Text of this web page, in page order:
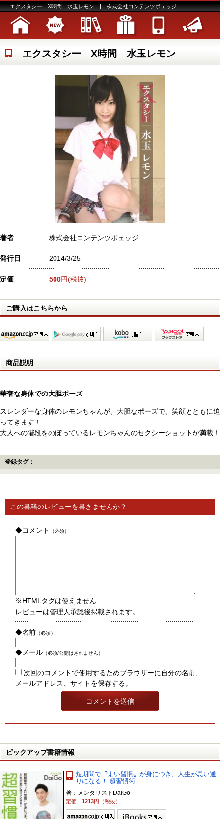
エクスタシー X時間 水玉レモン | 株式会社コンテンツボェッジ
エクスタシー X時間 水玉レモン
著者 株式会社コンテンツボェッジ
発行日 2014/3/25
定価 500円(税抜)
ご購入はこちらから
商品説明
華奢な身体での大胆ポーズ
スレンダーな身体のレモンちゃんが、大胆なポーズで、笑顔とともに迫
ってきます！
大人への階段をのぼっているレモンちゃんのセクシーショットが満載！
登録タグ：
この書籍のレビューを書きませんか？
◆コメント （必須）
※HTMLタグは使えません
レビューは管理人承認後掲載されます。
◆名前 （必須）
◆メール （必須/公開はされません）
次回のコメントで使用するためブラウザーに自分の名前、
メールアドレス、サイトを保存する。
ピックアップ書籍情報
短期間で〝よい習慣〟が身につき、人生が思い通
りになる！ 超習慣術
著：メンタリストDaiGo
定価1213円（税抜）